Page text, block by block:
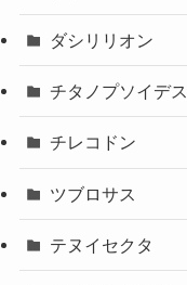
ダシリリオン
チタノプソイデス
チレコドン
ツブロサス
テヌイセクタ